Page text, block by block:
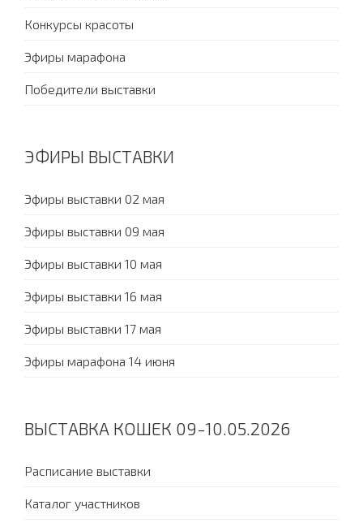
Конкурсы красоты
Эфиры марафона
Победители выставки
ЭФИРЫ ВЫСТАВКИ
Эфиры выставки 02 мая
Эфиры выставки 09 мая
Эфиры выставки 10 мая
Эфиры выставки 16 мая
Эфиры выставки 17 мая
Эфиры марафона 14 июня
ВЫСТАВКА КОШЕК 09-10.05.2026
Расписание выставки
Каталог участников